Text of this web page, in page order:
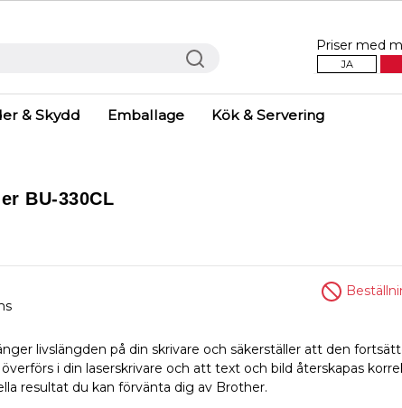
Priser med
JA
& Skydd Emballage Kök & Servering
BU-330CL
livslängden på din skrivare och säkerställer att den
i din laserskrivare och att text och bild återskapas
resultat du kan förvänta dig av Brother.